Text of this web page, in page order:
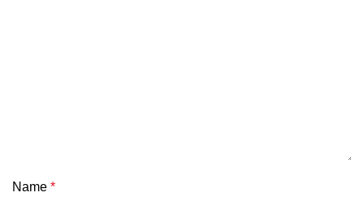
Name *